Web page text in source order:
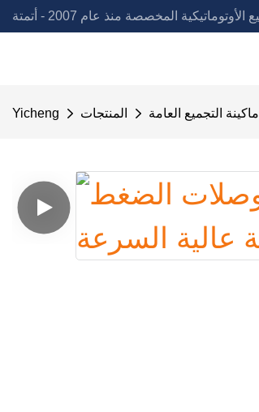
Yicheng المنتجات ماكينة التجميع العامة